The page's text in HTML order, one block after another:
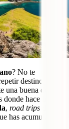
? No te
destino, en
una buena dosis
donde hace
, road trips
has acumulado